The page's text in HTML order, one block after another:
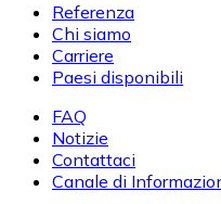
Referenza
Chi siamo
Carriere
Paesi disponibili
FAQ
Notizie
Contattaci
Canale di